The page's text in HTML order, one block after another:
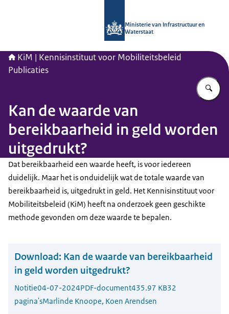
Ministerie van Infrastructuur en
Waterstaat
KiM | Kennisinstituut voor Mobiliteitsbeleid
Publicaties
Kan de waarde van
bereikbaarheid in geld worden
uitgedrukt?
Dat bereikbaarheid een waarde heeft, is voor iedereen
duidelijk. Maar het is onduidelijk wat de totale waarde van
bereikbaarheid is, uitgedrukt in geld. Het Kennisinstituut voor
Mobiliteitsbeleid (KiM) heeft na onderzoek geen geschikte
methode gevonden om deze waarde te bepalen.
Download: Kan de waarde van bereikbaarheid
in geld worden uitgedrukt?
Notitie04-07-2024PDF-document435.97 KB32
pagina'sMarlinde Knoope, Koen Arendsen